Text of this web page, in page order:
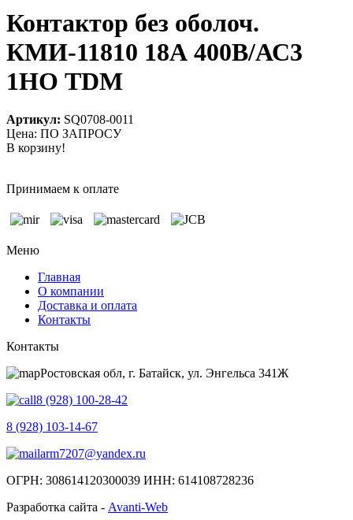
Контактор без оболоч.
КМИ-11810 18А 400В/АС3
1НО TDM
Артикул: SQ0708-0011
Цена: ПО ЗАПРОСУ
В корзину!
Принимаем к оплате
Меню
Главная
О компании
Доставка и оплата
Контакты
Контакты
Ростовская обл, г. Батайск, ул. Энгельса 341Ж
8 (928) 100-28-42
8 (928) 103-14-67
arm7207@yandex.ru
ОГРН: 308614120300039 ИНН: 614108728236
Разработка сайта - Avanti-Web